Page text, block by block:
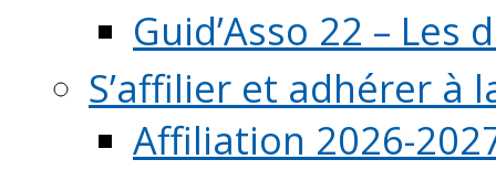
Guid’Asso 22 – Les
S’affilier et adhérer à
Affiliation 2026-